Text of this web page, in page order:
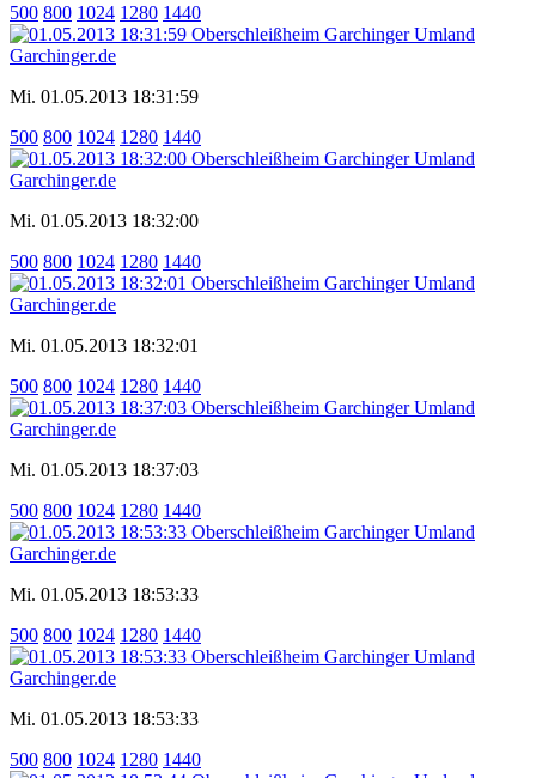
500 800 1024 1280 1440
Mi. 01.05.2013 18:31:59
500 800 1024 1280 1440
Mi. 01.05.2013 18:32:00
500 800 1024 1280 1440
Mi. 01.05.2013 18:32:01
500 800 1024 1280 1440
Mi. 01.05.2013 18:37:03
500 800 1024 1280 1440
Mi. 01.05.2013 18:53:33
500 800 1024 1280 1440
Mi. 01.05.2013 18:53:33
500 800 1024 1280 1440